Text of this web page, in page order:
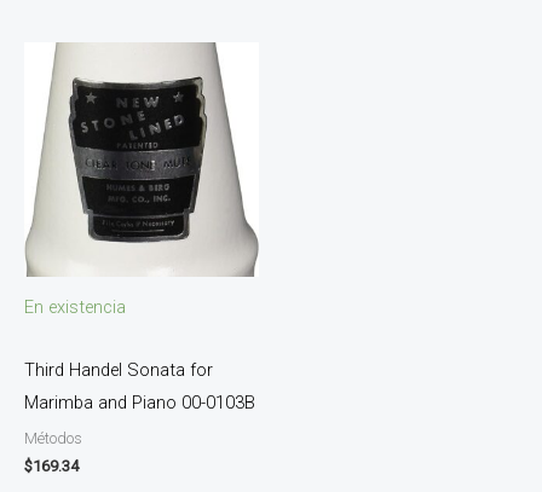
En existencia
Third Handel Sonata for
Marimba and Piano 00-0103B
Métodos
$169.34